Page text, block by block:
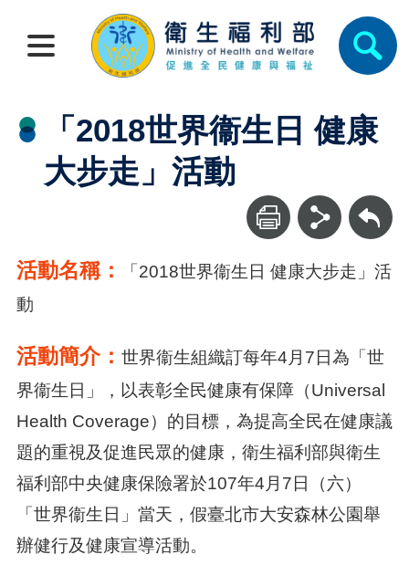
「2018世界衞生日 健康
大步走」活動
回上一頁
活動名稱：
「2018世界衞生日 健康大步走」活
動
活動簡介： 世界衞生組織訂每年4月7日為「世
界衞生日」，以表彰全民健康有保障（Universal
Health Coverage）的目標，為提高全民在健康議
題的重視及促進民眾的健康，衛生福利部與衛生
福利部中央健康保險署於107年4月7日（六）
「世界衞生日」當天，假臺北市大安森林公園舉
辦健行及健康宣導活動。